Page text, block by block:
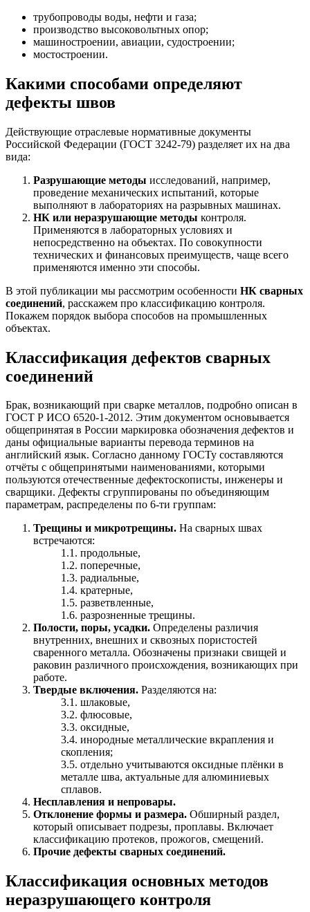
трубопроводы воды, нефти и газа;
производство высоковольтных опор;
машиностроении, авиации, судостроении;
мостостроении.
Какими способами определяют
дефекты швов
Действующие отраслевые нормативные документы
Российской Федерации (ГОСТ 3242-79) разделяет их на два
вида:
Разрушающие методы исследований, например,
проведение механических испытаний, которые
выполняют в лабораториях на разрывных машинах.
НК или неразрушающие методы контроля.
Применяются в лабораторных условиях и
непосредственно на объектах. По совокупности
технических и финансовых преимуществ, чаще всего
применяются именно эти способы.
В этой публикации мы рассмотрим особенности НК сварных
соединений, расскажем про классификацию контроля.
Покажем порядок выбора способов на промышленных
объектах.
Классификация дефектов сварных
соединений
Брак, возникающий при сварке металлов, подробно описан в
ГОСТ Р ИСО 6520-1-2012. Этим документом основывается
общепринятая в России маркировка обозначения дефектов и
даны официальные варианты перевода терминов на
английский язык. Согласно данному ГОСТу составляются
отчёты с общепринятыми наименованиями, которыми
пользуются отечественные дефектоскописты, инженеры и
сварщики. Дефекты сгруппированы по объединяющим
параметрам, распределены по 6-ти группам:
Трещины и микротрещины. На сварных швах
встречаются:
1.1. продольные,
1.2. поперечные,
1.3. радиальные,
1.4. кратерные,
1.5. разветвленные,
1.6. разрозненные трещины.
Полости, поры, усадки. Определены различия
внутренних, внешних и сквозных пористостей
сваренного металла. Обозначены признаки свищей и
раковин различного происхождения, возникающих при
работе.
Твердые включения. Разделяются на:
3.1. шлаковые,
3.2. флюсовые,
3.3. оксидные,
3.4. инородные металлические вкрапления и
скопления;
3.5. отдельно учитываются оксидные плёнки в
металле шва, актуальные для алюминиевых
сплавов.
Несплавления и непровары.
Отклонение формы и размера. Обширный раздел,
который описывает подрезы, проплавы. Включает
классификацию протеков, прожогов, смещений.
Прочие дефекты сварных соединений.
Классификация основных методов
неразрушающего контроля